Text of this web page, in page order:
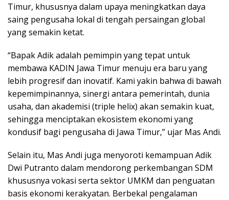
Timur, khususnya dalam upaya meningkatkan daya
saing pengusaha lokal di tengah persaingan global
yang semakin ketat.
“Bapak Adik adalah pemimpin yang tepat untuk
membawa KADIN Jawa Timur menuju era baru yang
lebih progresif dan inovatif. Kami yakin bahwa di bawah
kepemimpinannya, sinergi antara pemerintah, dunia
usaha, dan akademisi (triple helix) akan semakin kuat,
sehingga menciptakan ekosistem ekonomi yang
kondusif bagi pengusaha di Jawa Timur,” ujar Mas Andi.
Selain itu, Mas Andi juga menyoroti kemampuan Adik
Dwi Putranto dalam mendorong perkembangan SDM
khususnya vokasi serta sektor UMKM dan penguatan
basis ekonomi kerakyatan. Berbekal pengalaman